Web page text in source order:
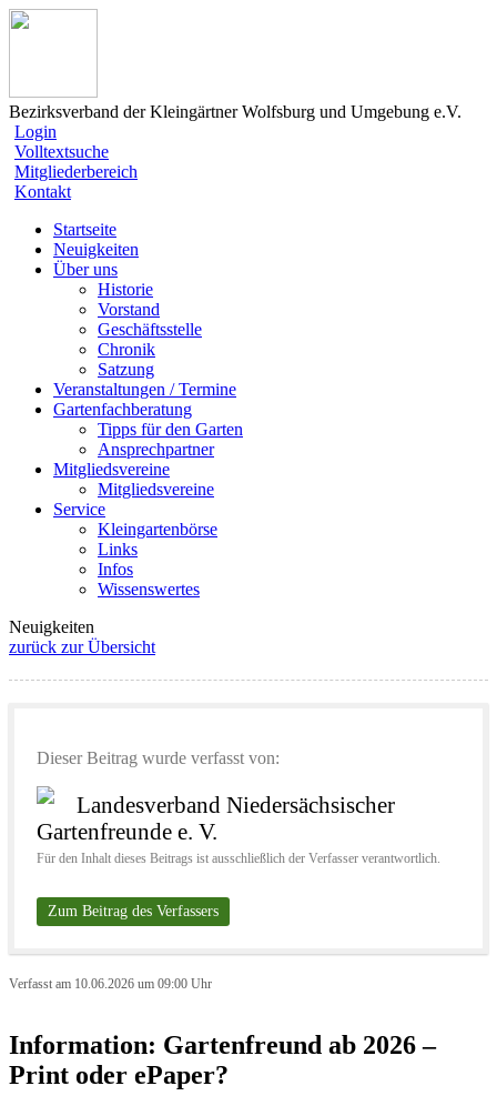
Bezirksverband der Kleingärtner Wolfsburg und Umgebung e.V.
Login
Volltextsuche
Mitgliederbereich
Kontakt
Startseite
Neuigkeiten
Über uns
Historie
Vorstand
Geschäftsstelle
Chronik
Satzung
Veranstaltungen / Termine
Gartenfachberatung
Tipps für den Garten
Ansprechpartner
Mitgliedsvereine
Mitgliedsvereine
Service
Kleingartenbörse
Links
Infos
Wissenswertes
Neuigkeiten
zurück zur Übersicht
Dieser Beitrag wurde verfasst von:
Landesverband Niedersächsischer
Gartenfreunde e. V.
Für den Inhalt dieses Beitrags ist ausschließlich der Verfasser verantwortlich.
Zum Beitrag des Verfassers
Verfasst am 10.06.2026 um 09:00 Uhr
Information: Gartenfreund ab 2026 –
Print oder ePaper?